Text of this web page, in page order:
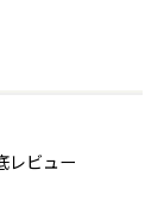
レビュー